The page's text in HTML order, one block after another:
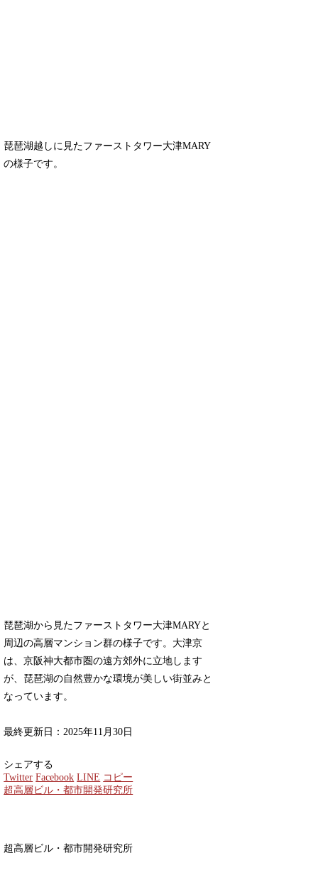
琵琶湖越しに見たファーストタワー大津MARY
の様子です。
琵琶湖から見たファーストタワー大津MARYと
周辺の高層マンション群の様子です。大津京
は、京阪神大都市圏の遠方郊外に立地します
が、琵琶湖の自然豊かな環境が美しい街並みと
なっています。
最終更新日：2025年11月30日
シェアする
Twitter Facebook LINE コピー
超高層ビル・都市開発研究所
超高層ビル・都市開発研究所